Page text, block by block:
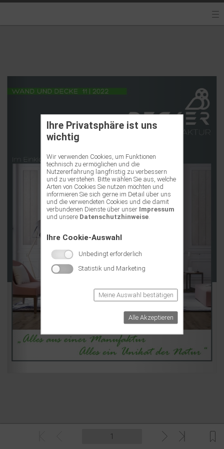
Ihre Privatsphäre ist uns
wichtig
Wir verwenden Cookies, um Funktionen
technisch zu ermöglichen und die
Nutzererfahrung langfristig zu verbessern
und zu verstehen. Bitte wählen Sie aus, welche
Arten von Cookies Sie nutzen möchten und
informieren Sie sich gerne im Detail über uns
und die verwendeten Cookies und die damit
verbundenen Dienste über unser Impressum
und unsere Datenschutzhinweise.
Ihre Cookie-Auswahl
Unbedingt erforderlich
Statistik und Marketing
Meine Auswahl bestätigen
Alle Akzeptieren